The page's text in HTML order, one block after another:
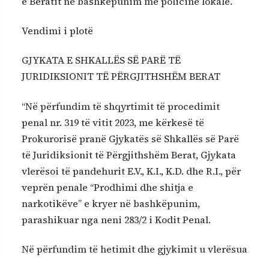
Vendimi i plotë
GJYKATA E SHKALLËS SË PARË TË
JURIDIKSIONIT TË PËRGJITHSHËM BERAT
“Në përfundim të shqyrtimit të procedimit
penal nr. 319 të vitit 2023, me kërkesë të
Prokurorisë pranë Gjykatës së Shkallës së Parë
të Juridiksionit të Përgjithshëm Berat, Gjykata
vlerësoi të pandehurit E.V., K.I., K.D. dhe R.I., për
veprën penale “Prodhimi dhe shitja e
narkotikëve” e kryer në bashkëpunim,
parashikuar nga neni 283/2 i Kodit Penal.
Në përfundim të hetimit dhe gjykimit u vlerësua